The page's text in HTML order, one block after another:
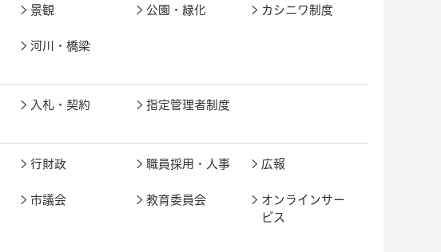
景観 公園・緑化 カシニワ制度
河川・橋梁
入札・契約 指定管理者制度
行財政 職員採用・人事 広報
市議会 教育委員会
オンラインサー
ビス